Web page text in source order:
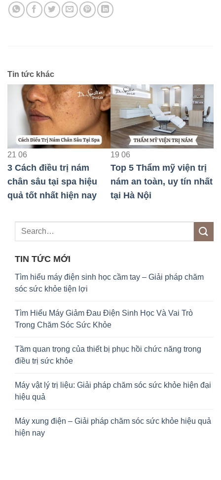
Tin tức khác
21 06
3 Cách điều trị nám
chân sâu tại spa hiệu
quả tốt nhất hiện nay
19 06
Top 5 Thẩm mỹ viện trị
nám an toàn, uy tín nhất
tại Hà Nội
TIN TỨC MỚI
Tìm hiểu máy điện sinh học cầm tay – Giải pháp chăm
sóc sức khỏe tiện lợi
Tìm Hiểu Máy Giảm Đau Điện Sinh Học Và Vai Trò
Trong Chăm Sóc Sức Khỏe
Tầm quan trọng của thiết bị phục hồi chức năng trong
điều trị sức khỏe
Máy vật lý trị liệu: Giải pháp chăm sóc sức khỏe hiện đại
hiệu quả
Máy xung điện – Giải pháp chăm sóc sức khỏe hiệu quả
hiện nay